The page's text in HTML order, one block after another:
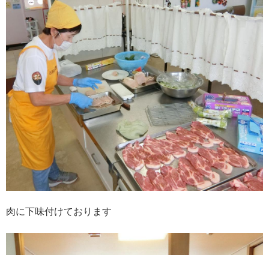
肉に下味付けております